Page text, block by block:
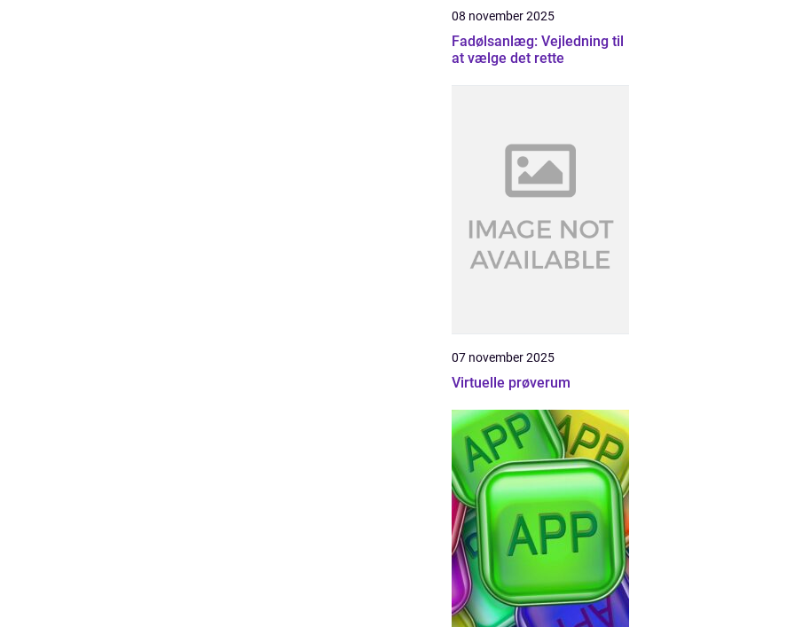
08 november 2025
Fadølsanlæg: Vejledning til
at vælge det rette
07 november 2025
Virtuelle prøverum